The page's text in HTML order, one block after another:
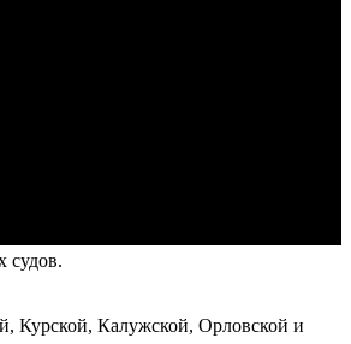
судов.
Курской, Калужской, Орловской и